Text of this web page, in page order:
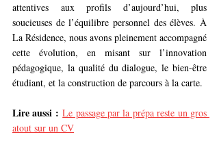
attentives aux profils d’aujourd’hui, plus
soucieuses de l’équilibre personnel des élèves. À
La Résidence, nous avons pleinement accompagné
cette évolution, en misant sur l’innovation
pédagogique, la qualité du dialogue, le bien-être
étudiant, et la construction de parcours à la carte.
Lire aussi : Le passage par la prépa reste un gros
atout sur un CV